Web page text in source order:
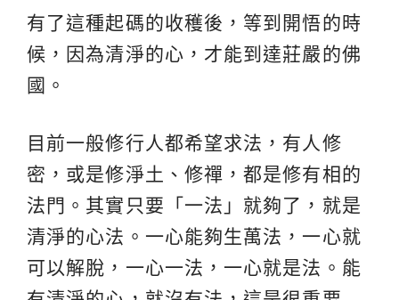
有了這種起碼的收穫後，等到開悟的時
候，因為清淨的心，才能到達莊嚴的佛
國。
目前一般修行人都希望求法，有人修
密，或是修淨土、修禪，都是修有相的
法門。其實只要「一法」就夠了，就是
清淨的心法。一心能夠生萬法，一心就
可以解脫，一心一法，一心就是法。能